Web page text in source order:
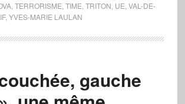
, TERRORISME TIME TRITON UE VAL-DE-
, YVES-MARIE LAULAN
gauche